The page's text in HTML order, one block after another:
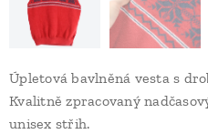
Úpletová bavlněná vesta s
Kvalitně zpracovaný
unisex střih.